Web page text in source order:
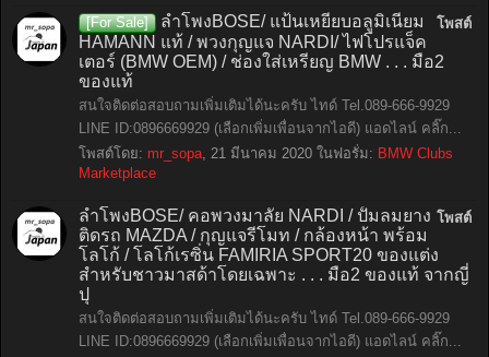
โพสต์
[For Sale]
ลำโพงBOSE/ แป้นเหยียบอลูมิเนียม
HAMANN แท้ / พวงกุญแจ NARDI/ ไฟโปรแจ็ค
เตอร์ (BMW OEM) / ช่องใส่เหรียญ BMW . . . มือ2
ของแท้
สนใจติดต่อสอบถามเพิ่มเติมได้นะครับ ไทด์ Tel.089-666-9929
LINE ID:0896669929 (เลือกเพิ่มเพื่อนจากไอดี) แอดไลน์ คลิ๊ก...
โพสต์โดย: mr_sopa, 21 มีนาคม 2020 ในฟอรั่ม: BMW Clubs
Marketplace
โพสต์
ลำโพงBOSE/ คอพวงมาลัย NARDI / ปั้มลมยาง
ติดรถ MAZDA / กุญแจรีโมท / กล้องหน้า พร้อม
โลโก้ / โลโก้เรซิ่น FAMIRIA SPORT20 ของแต่ง
สำหรับชาวมาสด้าโดยเฉพาะ . . . มือ2 ของแท้ จากญี่
ปุ
สนใจติดต่อสอบถามเพิ่มเติมได้นะครับ ไทด์ Tel.089-666-9929
LINE ID:0896669929 (เลือกเพิ่มเพื่อนจากไอดี) แอดไลน์ คลิ๊ก...